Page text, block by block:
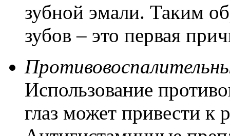
зубной эмали. Таким
зубов – это первая
Использование
глаз может привести к